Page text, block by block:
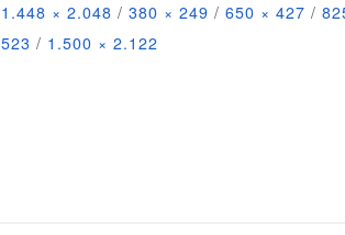
1.448 × 2.048 / 380 × 249 / 650 × 427 /
523 / 1.500 × 2.122